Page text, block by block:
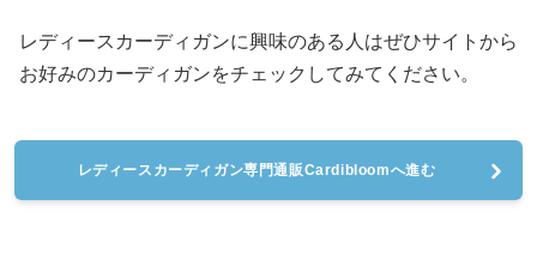
レディースカーディガンに興味のある人はぜひサイトから
お好みのカーディガンをチェックしてみてください。
レディースカーディガン専門通販Cardibloomへ進む